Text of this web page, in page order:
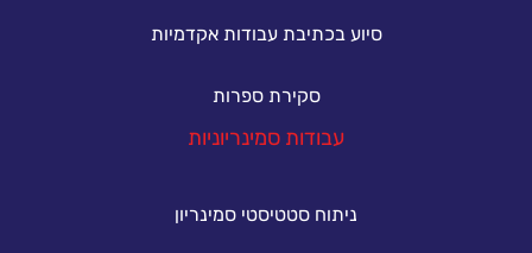
סיוע בכתיבת עבודות אקדמיות
סקירת ספרות
עבודות סמינריוניות
ניתוח סטטיסטי סמינריון